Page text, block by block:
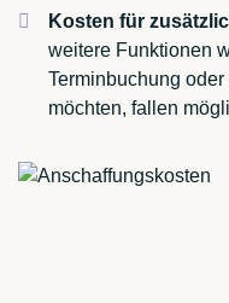
Kosten für
weitere Funktionen
Terminbuchung
möchten, fallen